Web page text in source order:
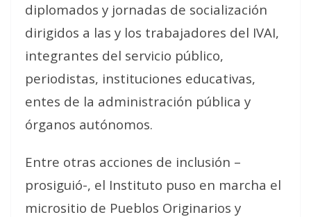
diplomados y jornadas de socialización
dirigidos a las y los trabajadores del IVAI,
integrantes del servicio público,
periodistas, instituciones educativas,
entes de la administración pública y
órganos autónomos.
Entre otras acciones de inclusión –
prosiguió-, el Instituto puso en marcha el
micrositio de Pueblos Originarios y